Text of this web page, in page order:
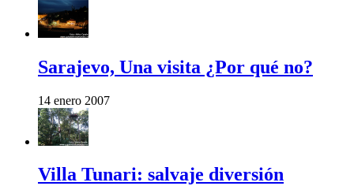
Sarajevo, Una visita ¿Por qué no?
14 enero 2007
Villa Tunari: salvaje diversión